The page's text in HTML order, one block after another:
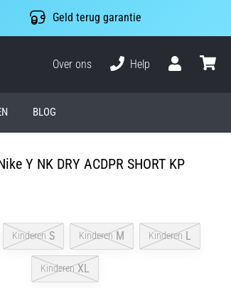
Geld terug garantie
Over ons
Help
BLOG
Y NK DRY ACDPR SHORT KP
Kinderen S Kinderen M Kinderen L
Kinderen XL